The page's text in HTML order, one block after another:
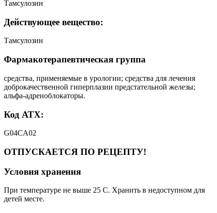
Тамсулозин
Действующее вещество:
Тамсулозин
Фармакотерапевтическая группа
средства, применяемые в урологии; средства для лечения
доброкачественной гиперплазии предстательной железы;
альфа-адреноблокаторы.
Код АТХ:
G04CA02
ОТПУСКАЕТСЯ ПО РЕЦЕПТУ!
Условия хранения
При температуре не выше 25 С. Хранить в недоступном для
детей месте.